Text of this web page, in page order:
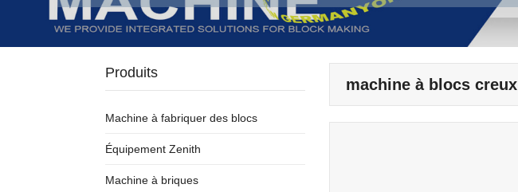
machine à blocs creux
Produits
Machine à fabriquer des blocs
Équipement Zenith
Machine à briques